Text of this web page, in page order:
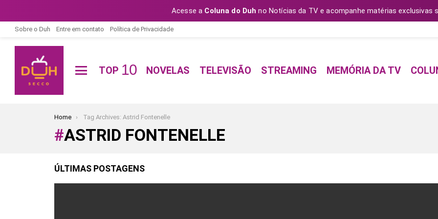
Acesse a Coluna do Duh no Notícias da TV e acompanhe matérias exclusivas
Sobre o Duh Entre em contato Política de Privacidade
TOP 10 NOVELAS TELEVISÃO STREAMING MEMÓRIA DA TV
You are here:
Home Tag Archives: Astrid Fontenelle
ASTRID FONTENELLE
ÚLTIMAS POSTAGENS